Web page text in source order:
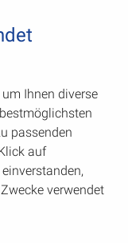
Ihnen diverse
passenden
auf
einverstanden,
verwendet